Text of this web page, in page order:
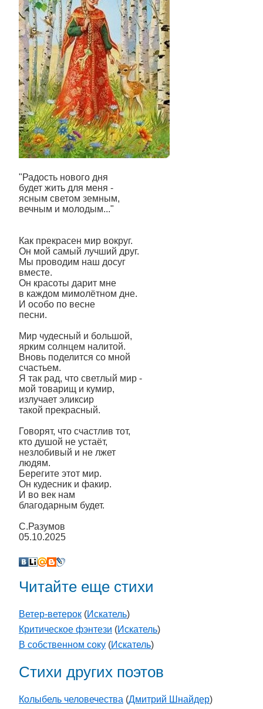
"Радость нового дня
будет жить для меня -
ясным светом земным,
вечным и молодым..."
Как прекрасен мир вокруг.
Он мой самый лучший друг.
Мы проводим наш досуг
вместе.
Он красоты дарит мне
в каждом мимолётном дне.
И особо по весне
песни.
Мир чудесный и большой,
ярким солнцем налитой.
Вновь поделится со мной
счастьем.
Я так рад, что светлый мир -
мой товарищ и кумир,
излучает эликсир
такой прекрасный.
Говорят, что счастлив тот,
кто душой не устаёт,
незлобивый и не лжет
людям.
Берегите этот мир.
Он кудесник и факир.
И во век нам
благодарным будет.
С.Разумов
05.10.2025
Читайте еще стихи
Ветер-ветерок (Искатель)
Критическое фэнтези (Искатель)
В собственном соку (Искатель)
Стихи других поэтов
Колыбель человечества (Дмитрий Шнайдер)